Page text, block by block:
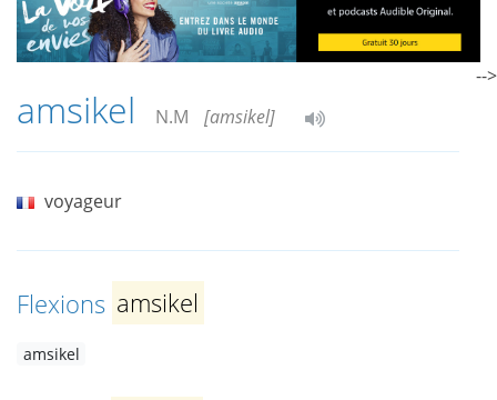
amsikel N.M [amsikel]
voyageur
Flexions amsikel
amsikel
-->